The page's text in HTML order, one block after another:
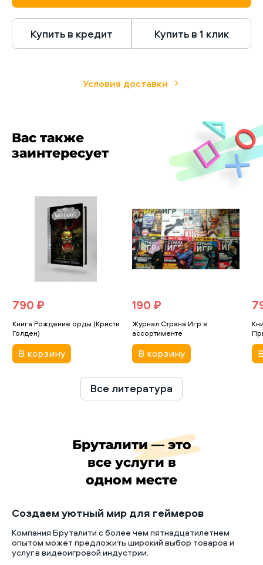
Купить в кредит Купить в 1 клик
Условия доставки
Вас также
заинтересует
790 ₽
Книга Рождение орды (Кристи
Голден)
В корзину
190 ₽
Журнал Страна Игр в
ассортименте
В корзину
Все литература
Бруталити — это
все услуги в
одном месте
Создаем уютный мир для геймеров
Компания Бруталити с более чем пятнадцатилетнем
опытом может предложить широкий выбор товаров и
услуг в видеоигровой индустрии.